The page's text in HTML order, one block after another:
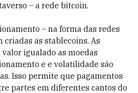
– a rede bitcoin.
– na forma das redes
criadas as stablecoins. As
igualado as moedas
e e volatilidade são
Isso permite que pagamentos
partes em diferentes cantos do